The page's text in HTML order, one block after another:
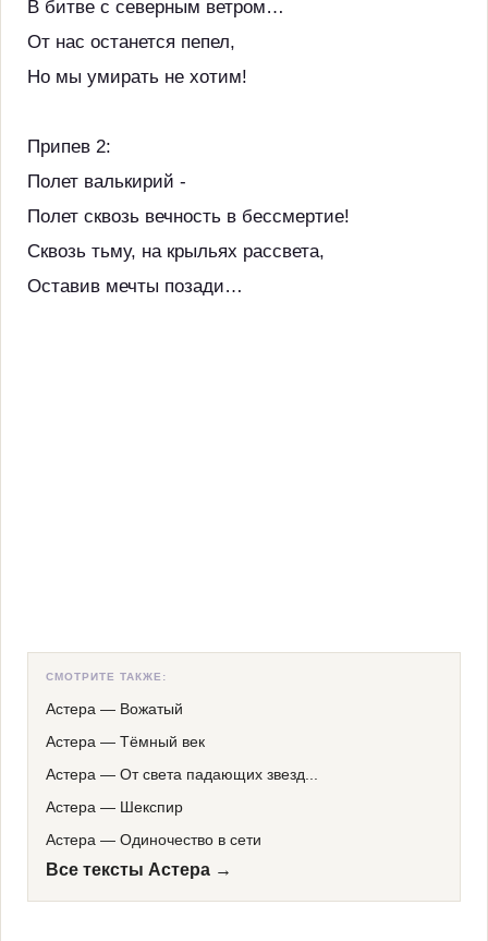
В битве с северным ветром…
От нас останется пепел,
Но мы умирать не хотим!
Припев 2:
Полет валькирий -
Полет сквозь вечность в бессмертие!
Сквозь тьму, на крыльях рассвета,
Оставив мечты позади…
СМОТРИТЕ ТАКЖЕ:
Астера — Вожатый
Астера — Тёмный век
Астера — От света падающих звезд...
Астера — Шекспир
Астера — Одиночество в сети
Все тексты Астера →